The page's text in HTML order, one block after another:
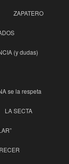
ZAPATERO
(y dudas)
se la respeta
LA SECTA